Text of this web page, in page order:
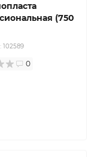
(750
102589
0